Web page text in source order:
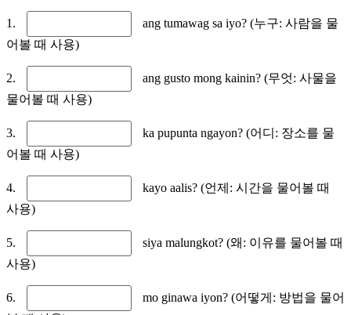
1.
ang tumawag sa iyo? (누구: 사람을 물
어볼 때 사용)
2.
ang gusto mong kainin? (무엇: 사물을
물어볼 때 사용)
3.
ka pupunta ngayon? (어디: 장소를 물
어볼 때 사용)
4.
kayo aalis? (언제: 시간을 물어볼 때
사용)
5.
siya malungkot? (왜: 이유를 물어볼 때
사용)
6.
mo ginawa iyon? (어떻게: 방법을 물어